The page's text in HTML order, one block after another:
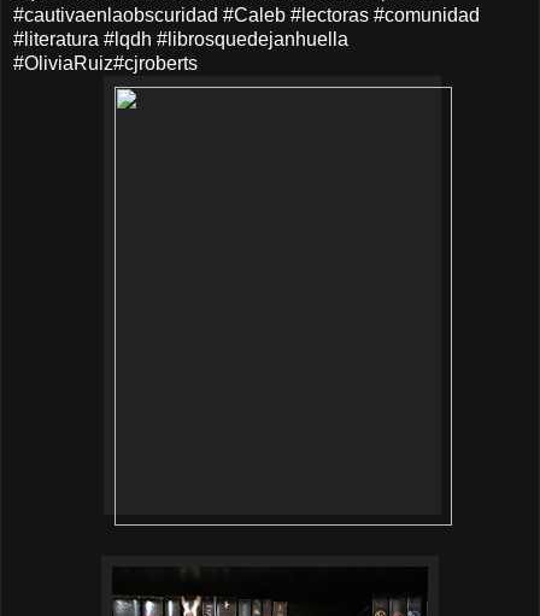
#cautivaenlaobscuridad #Caleb #lectoras #comunidad
#literatura #lqdh #librosquedejanhuella
#OliviaRuiz#cjroberts